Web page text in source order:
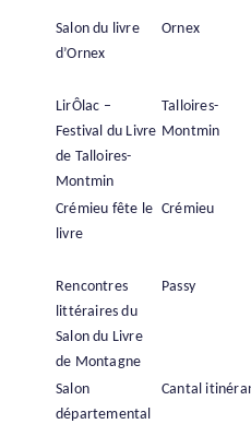
Salon du livre
d’Ornex
Ornex
LirÔlac –
Festival du Livre
de Talloires-
Montmin
Talloires-
Montmin
Crémieu fête le
livre
Crémieu
Rencontres
littéraires du
Salon du Livre
de Montagne
Passy
Salon
départemental
Cantal